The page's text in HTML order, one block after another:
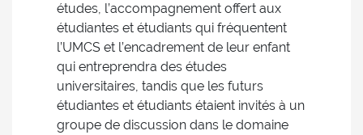
études, l’accompagnement offert aux
étudiantes et étudiants qui fréquentent
l’UMCS et l’encadrement de leur enfant
qui entreprendra des études
universitaires, tandis que les futurs
étudiantes et étudiants étaient invités à un
groupe de discussion dans le domaine